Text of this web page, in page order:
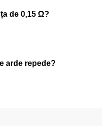
de 0,15 Ω?
arde repede?